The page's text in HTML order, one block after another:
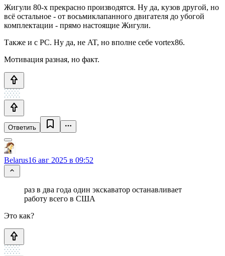
Жигули 80-х прекрасно производятся. Ну да, кузов другой, но
всё остальное - от восьмиклапанного двигателя до убогой
комплектации - прямо настоящие Жигули.
Также и с PC. Ну да, не AT, но вполне себе vortex86.
Мотивация разная, но факт.
Ответить
Belarus16 авг 2025 в 09:52
раз в два года один экскаватор останавливает
работу всего в США
Это как?